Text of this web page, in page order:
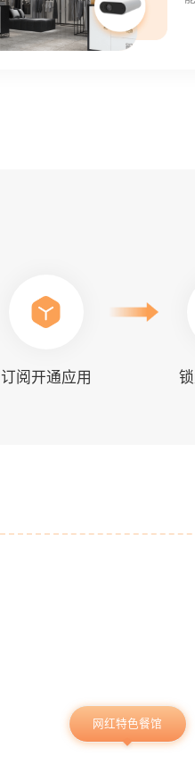
订阅开通应用
网红特色餐馆